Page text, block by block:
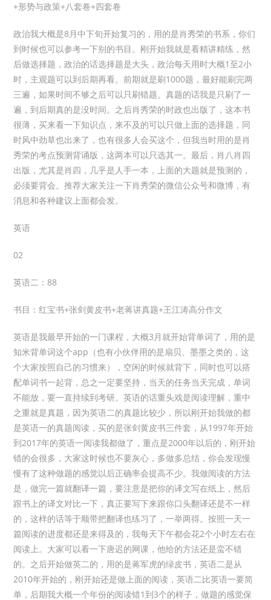
+形势与政策+八套卷+四套卷
政治我大概是8月中下旬开始复习的，用的是肖秀荣的书系，你们
到时候也可以参考一下别的书目。刚开始我就是看精讲精练，然
后做选择题，政治的话选择题是大头，政治每天用时大概1至2小
时，主观题可以到后期再看。前期就是刷1000题，最好能刷完两
三遍，如果时间不够之后可以只刷错题。真题的话我是只刷了一
遍，到后期真的是没时间。之后肖秀荣的时政也出版了，这本书
很薄，买来看一下知识点，来不及的可以只做上面的选择题，同
时风中劲草也出来了，也有很多人会买这个，但我当时用的是肖
秀荣的考点预测背诵版，这两本可以只选其一。最后，肖八肖四
出版，尤其是肖四，几乎是人手一本，上面的大题就是预测的，
必须要背会。推荐大家关注一下肖秀荣的微信公众号和微博，有
消息和各种建议上面都会发。
英语
02
英语二：88
书目：红宝书+张剑黄皮书+老蒋讲真题+王江涛高分作文
英语是我最早开始的一门课程，大概3月就开始背单词了，用的是
知米背单词这个app（也有小伙伴用的是扇贝、墨墨之类的，这
个大家按照自己的习惯来），空闲的时候就背下，同时也可以搭
配单词书一起背，总之一定要坚持，当天的任务当天完成，单词
不能放，要一直持续到考研。英语的话重头戏是阅读理解，重中
之重就是真题，因为英语二的真题比较少，所以刚开始我做的都
是英语一的真题阅读，买的是张剑黄皮书三件套，从1997年开始
到2017年的英语一阅读我都做了，重点是2000年以后的，刚开始
错的会很多，大家这时候也不要灰心，多做多总结，你会发现慢
慢有了这种做题的感觉以后正确率会提高不少。我做阅读的方法
是，做完一篇就翻译一篇，要注意是把你的译文写在纸上，然后
跟书上的译文对比一下，真正要写下来跟你口头翻译还是不一样
的，这样的话等于顺带把翻译也练习了，一举两得。按照一天一
篇阅读的进度都还是来得及的，我每天下午都会花2个小时左右在
阅读上。大家可以看一下唐迟的网课，他给的方法还是蛮不错
的。之后开始做英二的，用的是蒋军虎的绿皮书，英语二是从
2010年开始的，刚开始还是做上面的阅读，英语二比英语一要简
单，后期我大概一个年份的阅读错1到3个的样子，做题的感觉保